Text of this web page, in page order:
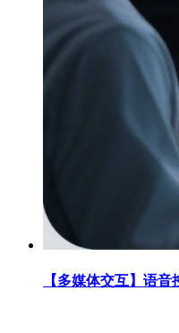
【多媒体交互】语